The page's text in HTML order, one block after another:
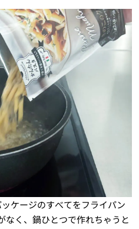
ケージのすべてをフライパン
なく、鍋ひとつで作れちゃうと